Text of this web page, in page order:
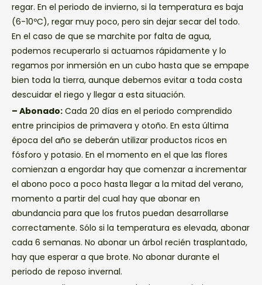
regar. En el periodo de invierno, si la temperatura es baja
(6-10ºC), regar muy poco, pero sin dejar secar del todo.
En el caso de que se marchite por falta de agua,
podemos recuperarlo si actuamos rápidamente y lo
regamos por inmersión en un cubo hasta que se empape
bien toda la tierra, aunque debemos evitar a toda costa
descuidar el riego y llegar a esta situación.
– Abonado: Cada 20 días en el periodo comprendido
entre principios de primavera y otoño. En esta última
época del año se deberán utilizar productos ricos en
fósforo y potasio. En el momento en el que las flores
comienzan a engordar hay que comenzar a incrementar
el abono poco a poco hasta llegar a la mitad del verano,
momento a partir del cual hay que abonar en
abundancia para que los frutos puedan desarrollarse
correctamente. Sólo si la temperatura es elevada, abonar
cada 6 semanas. No abonar un árbol recién trasplantado,
hay que esperar a que brote. No abonar durante el
periodo de reposo invernal.